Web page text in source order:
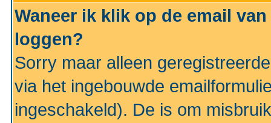
Waneer ik klik op de email
loggen?
Sorry maar alleen
via het ingebouwde
ingeschakeld). De is om